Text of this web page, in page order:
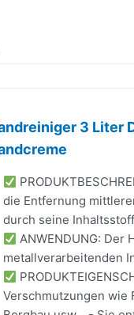
3 Liter
die Entfernung
durch seine
ANWENDUNG:
metallverarbeitenden
Verschmutzungen wie